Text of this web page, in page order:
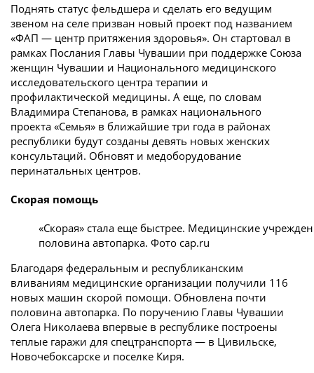
Поднять статус фельдшера и сделать его ведущим
звеном на селе призван новый проект под названием
«ФАП — центр притяжения здоровья». Он стартовал в
рамках Послания Главы Чувашии при поддержке Союза
женщин Чувашии и Национального медицинского
исследовательского центра терапии и
профилактической медицины. А еще, по словам
Владимира Степанова, в рамках национального
проекта «Семья» в ближайшие три года в районах
республики будут созданы девять новых женских
консультаций. Обновят и медоборудование
перинатальных центров.
Скорая помощь
«Скорая» стала еще быстрее. Медицинские
половина автопарка. Фото cap.ru
Благодаря федеральным и республиканским
вливаниям медицинские организации получили 116
новых машин скорой помощи. Обновлена почти
половина автопарка. По поручению Главы Чувашии
Олега Николаева впервые в республике построены
теплые гаражи для спецтранспорта — в Цивильске,
Новочебоксарске и поселке Киря.